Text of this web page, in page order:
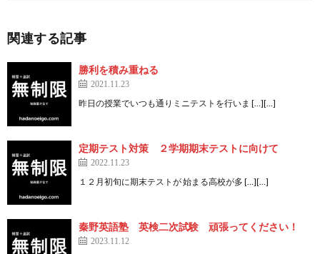
関連する記事
勝利を積み重ねる
2021.11.23
昨日の授業でいつも通りミニテストを行いま […][…]
定期テスト対策 ２学期期末テストに向けて
2022.11.23
１２月初旬に期末テストが 始まる高校が多 […][…]
秦野英語塾 英検二次試験 頑張ってください！
2023.11.12